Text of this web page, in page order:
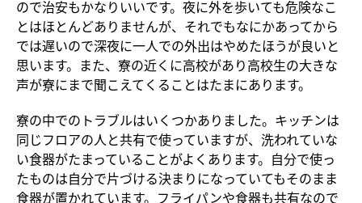
ので治安もかなりいいです。夜に外を歩いても危険なこ
とはほとんどありませんが、それでもなにかあってから
では遅いので深夜に一人での外出はやめたほうが良いと
思います。また、寮の近くに高校があり高校生の大きな
声が寮にまで聞こえてくることはたまにあります。
寮の中でのトラブルはいくつかありました。キッチンは
同じフロアの人と共有で使っていますが、洗われていな
い食器がたまっていることがよくあります。自分で使っ
たものは自分で片づける決まりになっていてもそのまま
食器が置かれています。フライパンや食器も共有なので